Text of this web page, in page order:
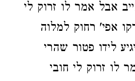
אבל אמר לו זרוק לי
אפי' רחוק למלוה
לידו פטור שהרי
לו זרוק לי חובי